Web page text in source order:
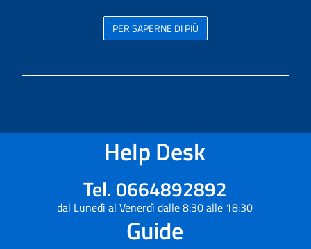
PER SAPERNE DI PIÙ
Help Desk
Tel. 0664892892
dal Lunedì al Venerdì dalle 8:30 alle 18:30
Guide